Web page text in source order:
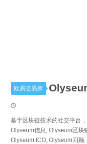
欧易交易所
基于区块链技术的社交平台
Olyseum信息, Olyseum区块
Olyseum ICO, Olyseum回顾